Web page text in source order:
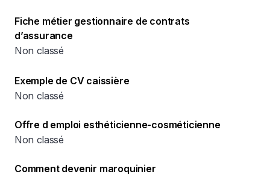
Fiche métier gestionnaire de contrats
d’assurance
Non classé
Exemple de CV caissière
Non classé
Offre d emploi esthéticienne-cosméticienne
Non classé
Comment devenir maroquinier